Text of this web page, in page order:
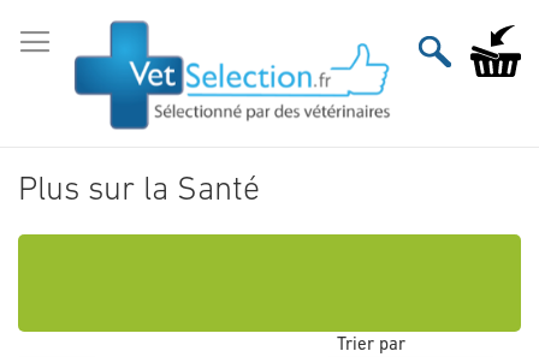
au
contenu
Mon
Plus sur la Santé
Trier par